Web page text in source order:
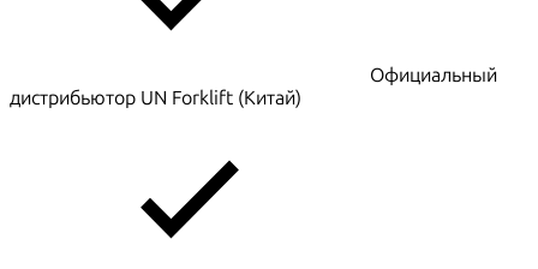
Официальный
дистрибьютор UN Forklift (Китай)